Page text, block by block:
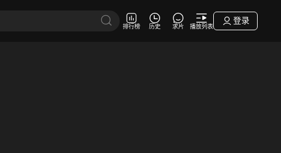
排行榜 历史 求片 播放列表
登录